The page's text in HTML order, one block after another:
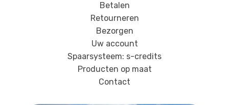
Betalen
Retourneren
Bezorgen
Uw account
Spaarsysteem: s-credits
Producten op maat
Contact